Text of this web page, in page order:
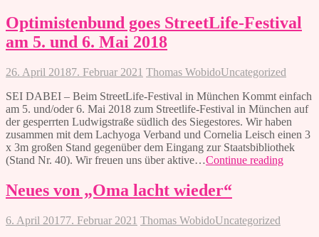
StreetLife
Festival
Optimistenbund goes StreetLife-Festival
am 5. und 6. Mai 2018
26. April 20187. Februar 2021 Thomas WobidoUncategorized
SEI DABEI – Beim StreetLife-Festival in München Kommt einfach
am 5. und/oder 6. Mai 2018 zum Streetlife-Festival in München auf
der gesperrten Ludwigstraße südlich des Siegestores. Wir haben
zusammen mit dem Lachyoga Verband und Cornelia Leisch einen 3
x 3m großen Stand gegenüber dem Eingang zur Staatsbibliothek
(Stand Nr. 40). Wir freuen uns über aktive…Continue reading
Neues von „Oma lacht wieder“
6. April 20177. Februar 2021 Thomas WobidoUncategorized